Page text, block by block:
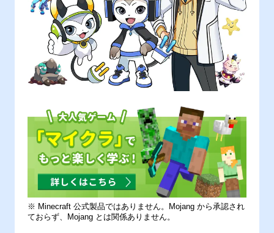
※ Minecraft 公式製品ではありません。Mojang から承認され
ておらず、Mojang とは関係ありません。